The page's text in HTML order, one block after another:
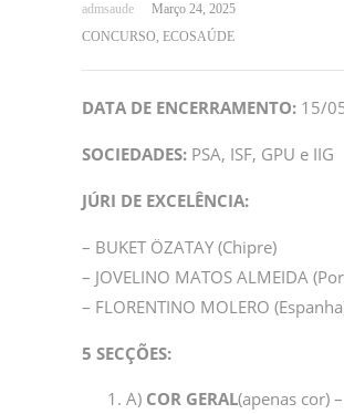
Março 24, 2025
CONCURSO, ECOSAÚDE
DATA DE ENCERRAMENTO: 15/
SOCIEDADES: PSA, ISF, GPU e IIG
JÚRI DE EXCELÊNCIA:
– BUKET ÖZATAY (Chipre)
– JOVELINO MATOS ALMEIDA
– FLORENTINO MOLERO
5 SECÇÕES:
A) COR GERAL(apenas cor)